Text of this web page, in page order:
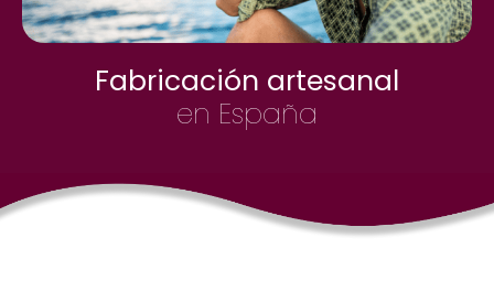
Fabricación artesanal
en España